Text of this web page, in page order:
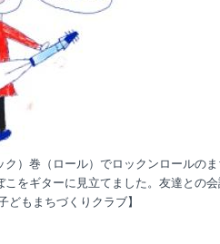
ク）巻（ロール）でロックンロールの
こをギターに見立てました。友達との
どもまちづくりクラブ】